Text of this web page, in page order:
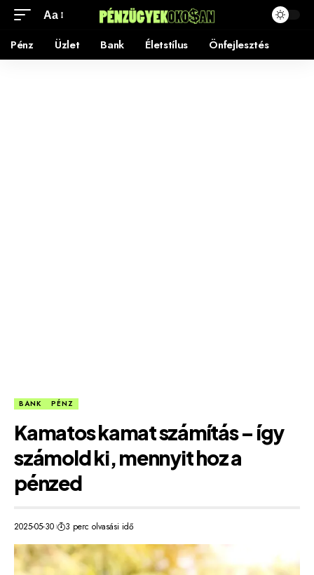
Aa
Pénz Üzlet Bank Életstílus Önfejlesztés
BANK PÉNZ
Kamatos kamat számítás – így
számold ki, mennyit hoz a
pénzed
2025-05-30 3 perc olvasási idő